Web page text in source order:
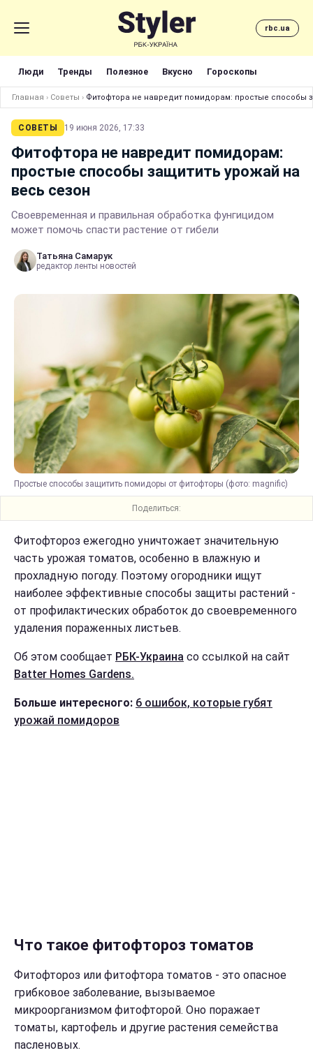
rbc.ua
Люди Тренды Полезное Вкусно Гороскопы
Главная › Советы › Фитофтора не навредит помидорам: простые способы
СОВЕТЫ 19 июня 2026, 17:33
Фитофтора не навредит помидорам:
простые способы защитить урожай на
весь сезон
Своевременная и правильная обработка фунгицидом
может помочь спасти растение от гибели
Татьяна Самарук
редактор ленты новостей
Простые способы защитить помидоры от фитофторы (фото: magnific)
Поделиться:
Фитофтороз ежегодно уничтожает значительную
часть урожая томатов, особенно в влажную и
прохладную погоду. Поэтому огородники ищут
наиболее эффективные способы защиты растений -
от профилактических обработок до своевременного
удаления пораженных листьев.
Об этом сообщает РБК-Украина со ссылкой на сайт
Batter Homes Gardens.
Больше интересного: 6 ошибок, которые губят
урожай помидоров
Что такое фитофтороз томатов
Фитофтороз или фитофтора томатов - это опасное
грибковое заболевание, вызываемое
микроорганизмом фитофторой. Оно поражает
томаты, картофель и другие растения семейства
пасленовых.